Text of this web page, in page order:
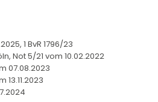
1 BvR 1796/23
Not 5/21 vom 10.02.2022
07.08.2023